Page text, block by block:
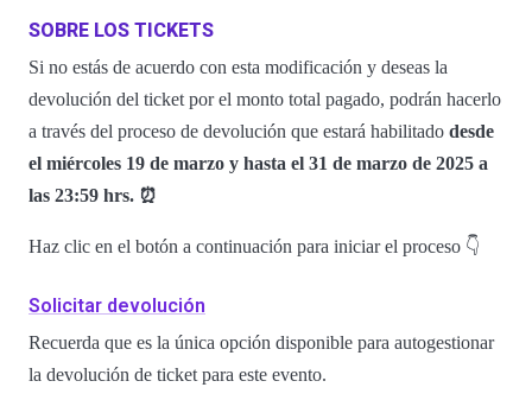
SOBRE LOS TICKETS
Si no estás de acuerdo con esta modificación y deseas la
devolución del ticket por el monto total pagado, podrán hacerlo
a través del proceso de devolución que estará habilitado desde
el miércoles 19 de marzo y hasta el 31 de marzo de 2025 a
las 23:59 hrs. ⏰
Haz clic en el botón a continuación para iniciar el proceso 👇
Solicitar devolución
Recuerda que es la única opción disponible para autogestionar
la devolución de ticket para este evento.